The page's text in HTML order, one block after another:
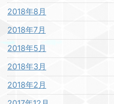
2018年8月
2018年7月
2018年5月
2018年3月
2018年2月